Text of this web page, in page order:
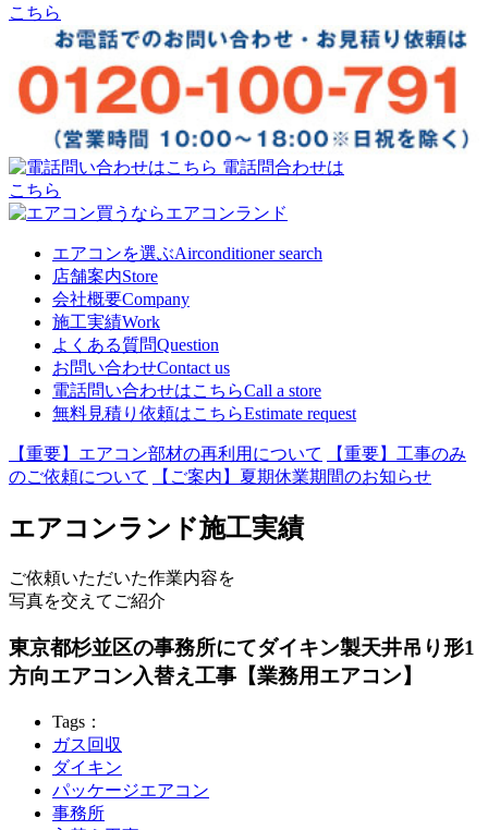
こちら
電話問合わせは
こちら
エアコンを選ぶAirconditioner search
店舗案内Store
会社概要Company
施工実績Work
よくある質問Question
お問い合わせContact us
電話問い合わせはこちらCall a store
無料見積り依頼はこちらEstimate request
【重要】エアコン部材の再利用について
【重要】工事のみ
のご依頼について
【ご案内】夏期休業期間のお知らせ
エアコンランド施工実績
ご依頼いただいた作業内容を
写真を交えてご紹介
東京都杉並区の事務所にてダイキン製天井吊り形1
方向エアコン入替え工事【業務用エアコン】
Tags：
ガス回収
ダイキン
パッケージエアコン
事務所